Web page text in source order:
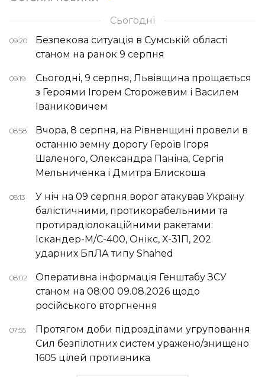
Сьогодні
09:20
Безпекова ситуація в Сумській області
станом на ранок 9 серпня
09:19
Сьогодні, 9 серпня, Львівщина прощається
з Героями Ігорем Сторожевим і Василем
Іваниковичем
08:58
Вчора, 8 серпня, на Рівненщині провели в
останню земну дорогу Героїв Ігоря
Шаленого, Олександра Паніна, Сергія
Мельниченка і Дмитра Блискоша
08:13
У ніч на 09 серпня ворог атакував Україну
балістичними, протикорабельними та
протирадіолокаційними ракетами:
Іскандер-М/С-400, Онікс, Х-31П, 202
ударних БпЛА типу Shahed
08:02
Оперативна інформація Генштабу ЗСУ
станом на 08:00 09.08.2026 щодо
російського вторгнення
07:55
Протягом доби підрозділами угруповання
Сил безпілотних систем уражено/знищено
1605 цілей противника